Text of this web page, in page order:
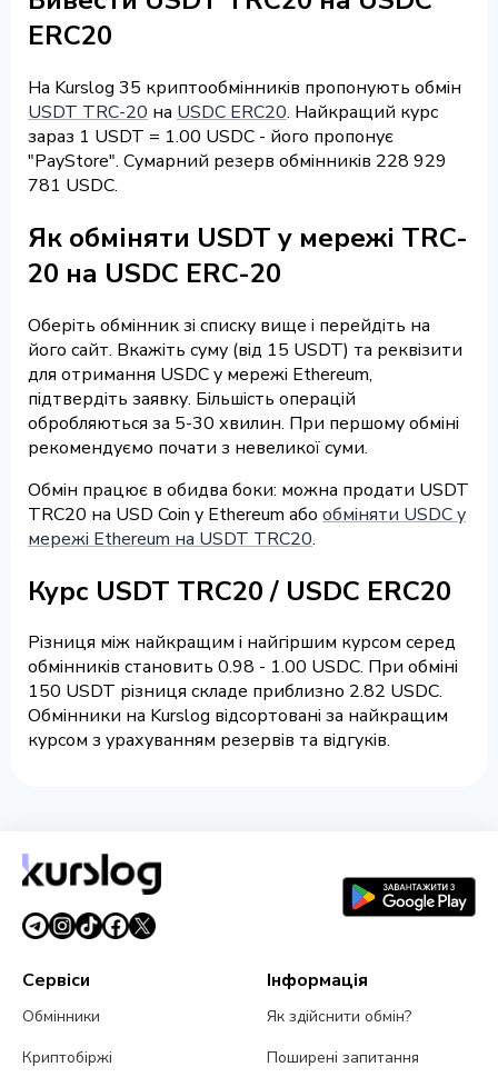
ERC20
На Kurslog 35 криптообмінників пропонують обмін
USDT TRC-20 на USDC ERC20. Найкращий курс
зараз 1 USDT = 1.00 USDC - його пропонує
"PayStore". Сумарний резерв обмінників 228 929
781 USDC.
Як обміняти USDT у мережі TRC-
20 на USDC ERC-20
Оберіть обмінник зі списку вище і перейдіть на
його сайт. Вкажіть суму (від 15 USDT) та реквізити
для отримання USDC у мережі Ethereum,
підтвердіть заявку. Більшість операцій
обробляються за 5-30 хвилин. При першому обміні
рекомендуємо почати з невеликої суми.
Обмін працює в обидва боки: можна продати USDT
TRC20 на USD Coin у Ethereum або обміняти USDC у
мережі Ethereum на USDT TRC20.
Курс USDT TRC20 / USDC ERC20
Різниця між найкращим і найгіршим курсом серед
обмінників становить 0.98 - 1.00 USDC. При обміні
150 USDT різниця складе приблизно 2.82 USDC.
Обмінники на Kurslog відсортовані за найкращим
курсом з урахуванням резервів та відгуків.
Сервіси
Обмінники
Криптобіржі
Інформація
Як здійснити обмін?
Поширені запитання